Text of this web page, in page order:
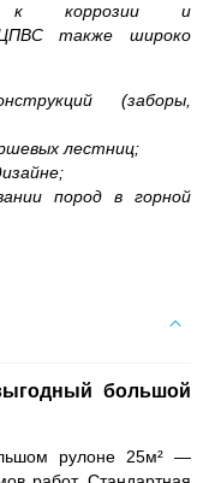
к коррозии и
ЦПВС также широко
(заборы,
лестниц;
пород в горной
большой
рулоне 25м² —